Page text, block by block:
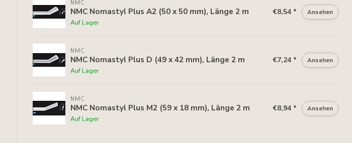
NMC
NMC Nomastyl Plus A2 (50 x 50 mm), Länge 2 m
Auf Lager
€8,54 * Ansehen
NMC
NMC Nomastyl Plus D (49 x 42 mm), Länge 2 m
Auf Lager
€7,24 * Ansehen
NMC
NMC Nomastyl Plus M2 (59 x 18 mm), Länge 2 m
Auf Lager
€8,94 * Ansehen